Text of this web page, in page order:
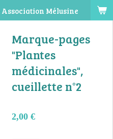
Association Mélusine
Marque-pages
"Plantes
médicinales",
cueillette n°2
2,00 €